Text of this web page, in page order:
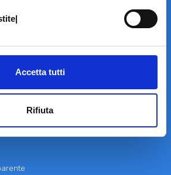
Accetta tutti
Rifiuta